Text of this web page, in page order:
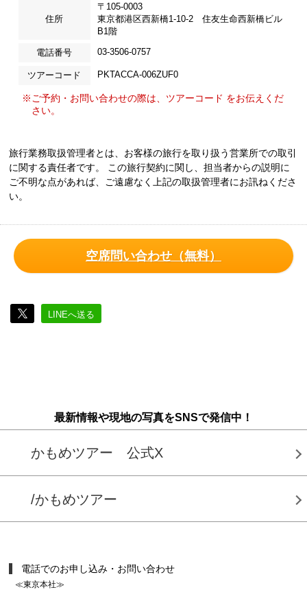
住所
〒105-0003
東京都港区西新橋1-10-2 住友生命西新橋ビル
B1階
電話番号 03-3506-0757
ツアーコード PKTACCA-006ZUF0
※ご予約・お問い合わせの際は、ツアーコード をお伝えくだ
さい。
旅行業務取扱管理者とは、お客様の旅行を取り扱う営業所での取引
に関する責任者です。 この旅行契約に関し、担当者からの説明に
ご不明な点があれば、ご遠慮なく上記の取扱管理者にお訊ねくださ
い。
空席問い合わせ（無料）
LINEへ送る
最新情報や現地の写真をSNSで発信中！
かもめツアー 公式X
/かもめツアー
電話でのお申し込み・お問い合わせ
≪東京本社≫